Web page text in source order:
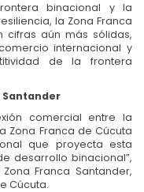
binacional y la
la Zona Franca
aún más sólidas,
internacional y
de la frontera
Santander
comercial entre la
Zona Franca de Cúcuta
que proyecta esta
desarrollo binacional”,
Franca Santander,
Cúcuta.